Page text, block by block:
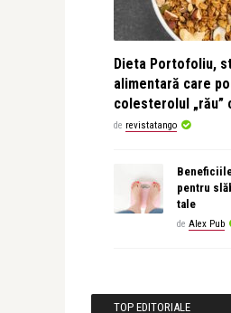
Dieta Portofoliu,
alimentară care
colesterolul „rău”
de revistatango
pentru
tale
de Alex Pub
TOP EDITORIALE